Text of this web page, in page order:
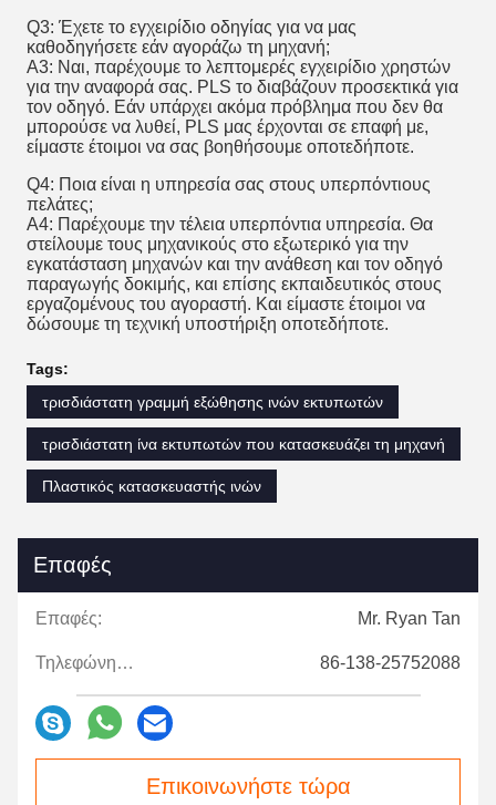
Q3: Έχετε το εγχειρίδιο οδηγίας για να μας
καθοδηγήσετε εάν αγοράζω τη μηχανή;
A3: Ναι, παρέχουμε το λεπτομερές εγχειρίδιο χρηστών
για την αναφορά σας. PLS το διαβάζουν προσεκτικά για
τον οδηγό. Εάν υπάρχει ακόμα πρόβλημα που δεν θα
μπορούσε να λυθεί, PLS μας έρχονται σε επαφή με,
είμαστε έτοιμοι να σας βοηθήσουμε οποτεδήποτε.
Q4: Ποια είναι η υπηρεσία σας στους υπερπόντιους
πελάτες;
A4: Παρέχουμε την τέλεια υπερπόντια υπηρεσία. Θα
στείλουμε τους μηχανικούς στο εξωτερικό για την
εγκατάσταση μηχανών και την ανάθεση και τον οδηγό
παραγωγής δοκιμής, και επίσης εκπαιδευτικός στους
εργαζομένους του αγοραστή. Και είμαστε έτοιμοι να
δώσουμε τη τεχνική υποστήριξη οποτεδήποτε.
Tags:
τρισδιάστατη γραμμή εξώθησης ινών εκτυπωτών
τρισδιάστατη ίνα εκτυπωτών που κατασκευάζει τη μηχανή
Πλαστικός κατασκευαστής ινών
Επαφές
Επαφές: Mr. Ryan Tan
Τηλεφώνημα: 86-138-25752088
Επικοινωνήστε τώρα